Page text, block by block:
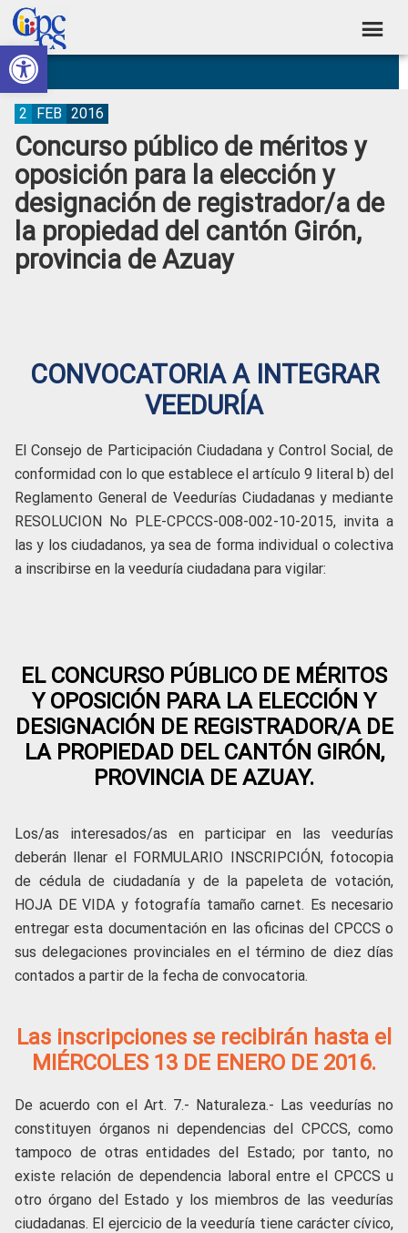
Abrir barra de herramientas
Skip
to
primary
navigation
Skip
to
main
content
Skip
to
primary
sidebar
Skip
to
footer
Consejo
de
Participación
Ciudadana
Control
Social
Construyendo
Poder
Ciudadano
Concurso público de méritos y
oposición para la elección y
designación de registrador/a de
la propiedad del cantón Girón,
provincia de Azuay
2 FEB 2016
CONVOCATORIA A INTEGRAR
VEEDURÍA
El Consejo de Participación Ciudadana y Control Social, de
conformidad con lo que establece el artículo 9 literal b) del
Reglamento General de Veedurías Ciudadanas y mediante
RESOLUCION No PLE-CPCCS-008-002-10-2015, invita a
las y los ciudadanos, ya sea de forma individual o colectiva
a inscribirse en la veeduría ciudadana para vigilar:
EL CONCURSO PÚBLICO DE MÉRITOS
Y OPOSICIÓN PARA LA ELECCIÓN Y
DESIGNACIÓN DE REGISTRADOR/A DE
LA PROPIEDAD DEL CANTÓN GIRÓN,
PROVINCIA DE AZUAY.
Los/as interesados/as en participar en las veedurías
deberán llenar el FORMULARIO INSCRIPCIÓN, fotocopia
de cédula de ciudadanía y de la papeleta de votación,
HOJA DE VIDA y fotografía tamaño carnet. Es necesario
entregar esta documentación en las oficinas del CPCCS o
sus delegaciones provinciales en el término de diez días
contados a partir de la fecha de convocatoria.
Las inscripciones se recibirán hasta el
MIÉRCOLES 13 DE ENERO DE 2016.
De acuerdo con el Art. 7.- Naturaleza.- Las veedurías no
constituyen órganos ni dependencias del CPCCS, como
tampoco de otras entidades del Estado; por tanto, no
existe relación de dependencia laboral entre el CPCCS u
otro órgano del Estado y los miembros de las veedurías
ciudadanas. El ejercicio de la veeduría tiene carácter cívico,